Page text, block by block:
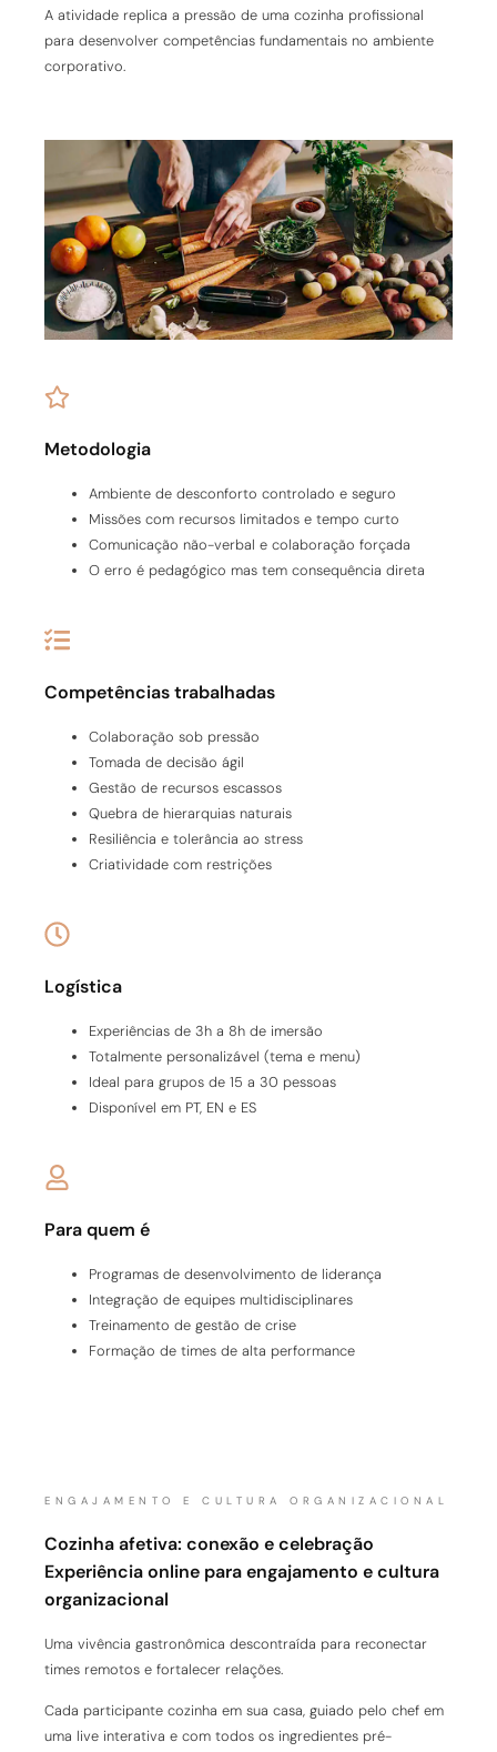
A atividade replica a pressão de uma cozinha profissional
para desenvolver competências fundamentais no ambiente
corporativo.
Metodologia
Ambiente de desconforto controlado e seguro
Missões com recursos limitados e tempo curto
Comunicação não-verbal e colaboração forçada
O erro é pedagógico mas tem consequência direta
Competências trabalhadas
Colaboração sob pressão
Tomada de decisão ágil
Gestão de recursos escassos
Quebra de hierarquias naturais
Resiliência e tolerância ao stress
Criatividade com restrições
Logística
Experiências de 3h a 8h de imersão
Totalmente personalizável (tema e menu)
Ideal para grupos de 15 a 30 pessoas
Disponível em PT, EN e ES
Para quem é
Programas de desenvolvimento de liderança
Integração de equipes multidisciplinares
Treinamento de gestão de crise
Formação de times de alta performance
ENGAJAMENTO E CULTURA ORGANIZACIONAL
Cozinha afetiva: conexão e celebração
Experiência online para engajamento e cultura
organizacional
Uma vivência gastronômica descontraída para reconectar
times remotos e fortalecer relações.
Cada participante cozinha em sua casa, guiado pelo chef em
uma live interativa e com todos os ingredientes pré-